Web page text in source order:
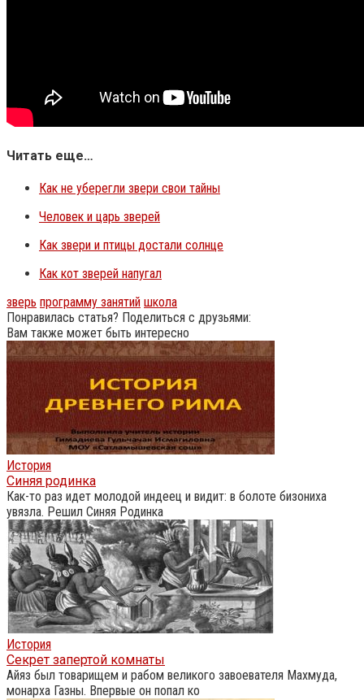
Читать еще…
Как не уберегли звери свои тайны
Человек и царь зверей
Как звери и птицы достали солнце
Как кот зверей напугал
зверь программу занятий школа
Понравилась статья? Поделиться с друзьями:
Вам также может быть интересно
История
Синяя родинка
Как-то раз идет молодой индеец и видит: в болоте бизониха
увязла. Решил Синяя Родинка
История
Секрет запертой комнаты
Айяз был товарищем и рабом великого завоевателя Махмуда,
монарха Газны. Впервые он попал ко